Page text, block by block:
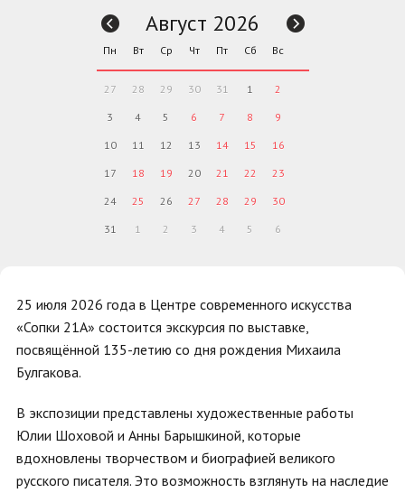
25 июля 2026 года в Центре современного искусства
«Сопки 21А» состоится экскурсия по выставке,
посвящённой 135-летию со дня рождения Михаила
Булгакова.
В экспозиции представлены художественные работы
Юлии Шоховой и Анны Барышкиной, которые
вдохновлены творчеством и биографией великого
русского писателя. Это возможность взглянуть на наследие
Август 2026
Пн Вт Ср Чт Пт Сб Вс
27 28 29 30 31 1 2
3 4 5 6 7 8 9
10 11 12 13 14 15 16
17 18 19 20 21 22 23
24 25 26 27 28 29 30
31 1 2 3 4 5 6